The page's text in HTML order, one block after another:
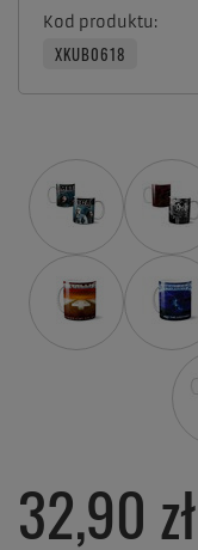
Kod produktu
XKUB0618
32,90 zł